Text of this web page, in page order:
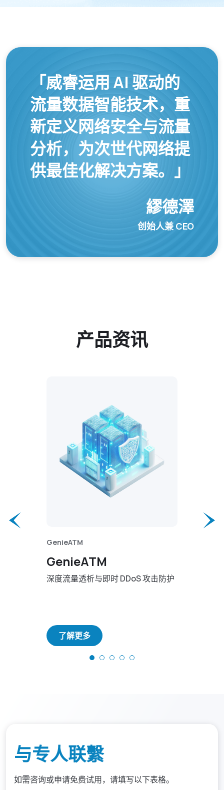
「威睿运用 AI 驱动的
流量数据智能技术，重
新定义网络安全与流量
分析，为次世代网络提
供最佳化解决方案。」
繆德澤
创始人兼 CEO
产品资讯
GenieATM
GenieATM
深度流量透析与即时 DDoS 攻击防护
与专人联繫
如需咨询或申请免费试用，请填写以下表格。